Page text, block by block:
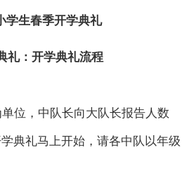
学生春季开学典礼
礼：开学典礼流程
，中队长向大队长报告人数
礼马上开始，请各中队以年级